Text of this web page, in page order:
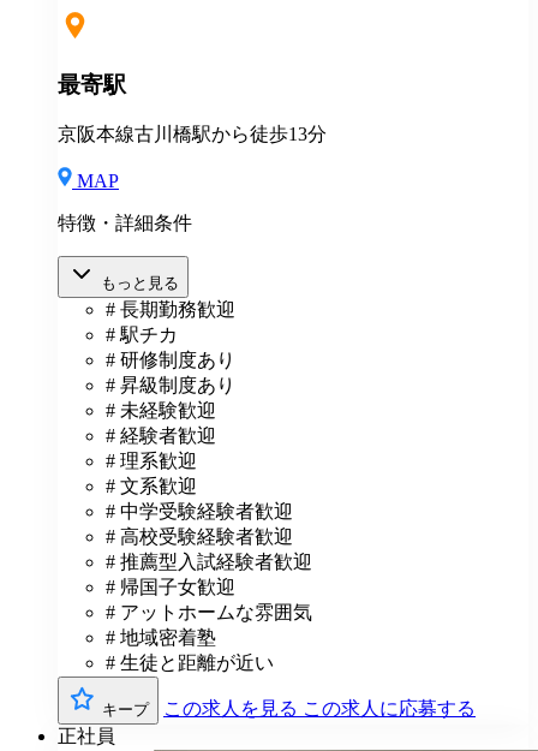
最寄駅
京阪本線古川橋駅から徒歩13分
MAP
特徴・詳細条件
もっと見る
# 長期勤務歓迎
# 駅チカ
# 研修制度あり
# 昇級制度あり
# 未経験歓迎
# 経験者歓迎
# 理系歓迎
# 文系歓迎
# 中学受験経験者歓迎
# 高校受験経験者歓迎
# 推薦型入試経験者歓迎
# 帰国子女歓迎
# アットホームな雰囲気
# 地域密着塾
# 生徒と距離が近い
キープ この求人を見る この求人に応募する
正社員